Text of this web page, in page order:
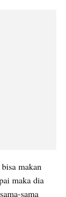
makan
maka dia
sama